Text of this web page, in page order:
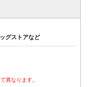
グストアなど
異なります。